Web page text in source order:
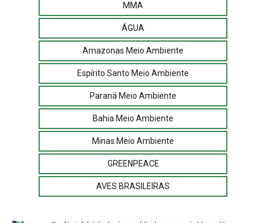
MMA
ÁGUA
Amazonas Meio Ambiente
Espírito Santo Meio Ambiente
Paraná Meio Ambiente
Bahia Meio Ambiente
Minas Meio Ambiente
GREENPEACE
AVES BRASILEIRAS